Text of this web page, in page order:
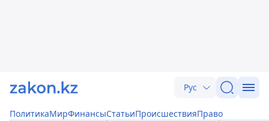
Рус
ПолитикаМирФинансыСтатьиПроисшествияПраво